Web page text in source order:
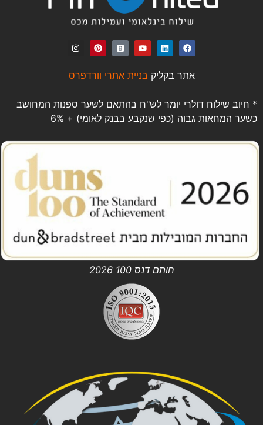
אתר בקליק בניית אתרי וורדפרס
* חיוב שילוח דולרי יומר לש"ח בהתאם לשער ספנות המחושב
כשער המחאות גבוה (כפי שנקבע בבנק לאומי) + 6%
חותם דנס 100 2026